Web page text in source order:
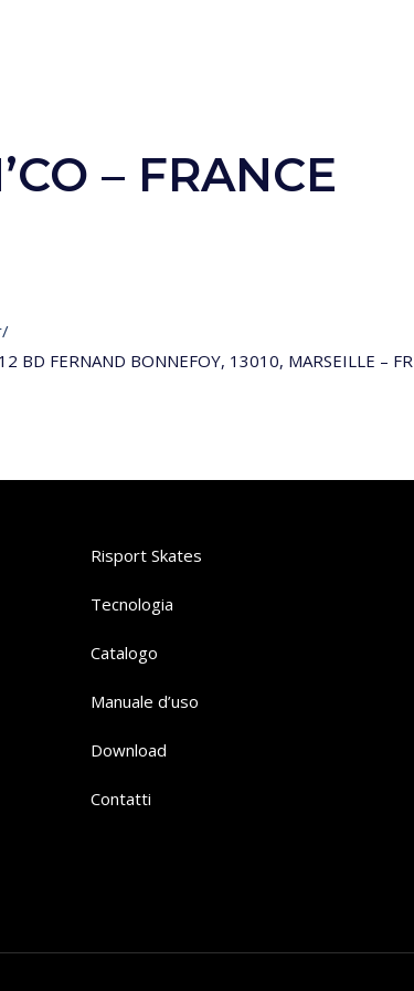
– FRANCE
BD FERNAND BONNEFOY, 13010, MARSEILLE – FR
Risport Skates
Tecnologia
Catalogo
Manuale d’uso
Download
Contatti